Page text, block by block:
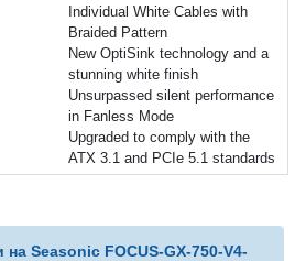
Individual White Cables with
Braided Pattern
New OptiSink technology and a
stunning white finish
Unsurpassed silent performance
in Fanless Mode
Upgraded to comply with the
ATX 3.1 and PCIe 5.1 standards
Seasonic FOCUS-GX-750-V4-